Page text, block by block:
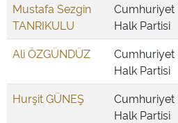
Mustafa Sezgin
TANRIKULU
Cumhuriyet
Halk Partisi
Ali ÖZGÜNDÜZ
Cumhuriyet
Halk Partisi
Hurşit GÜNEŞ
Cumhuriyet
Halk Partisi